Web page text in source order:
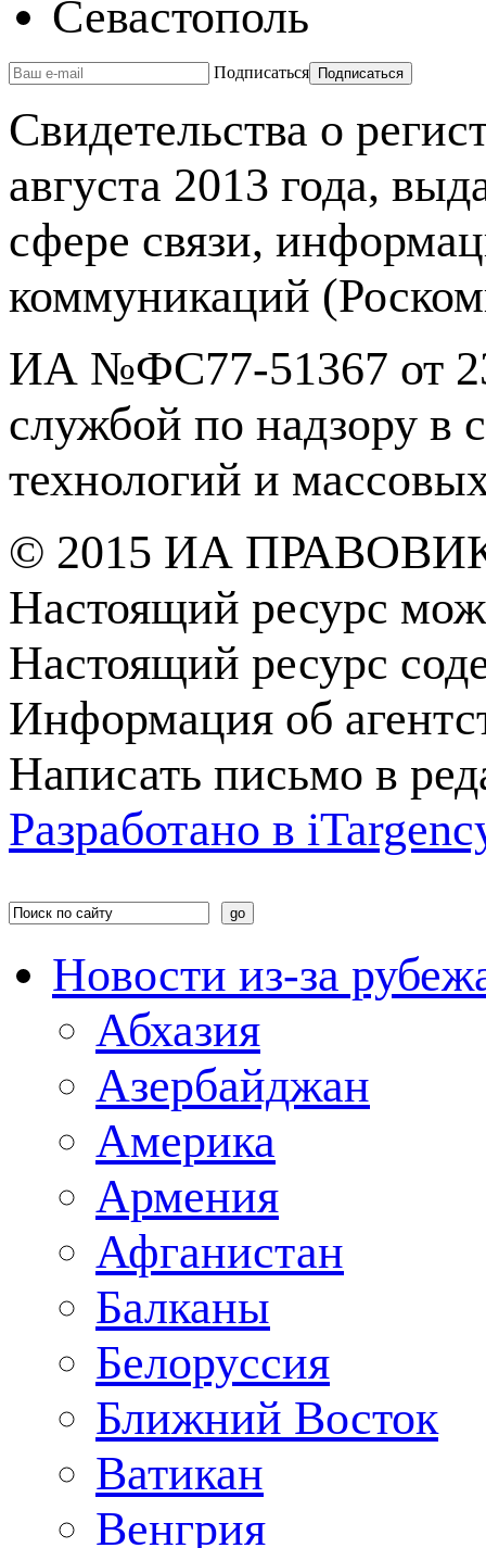
Севастополь
Подписаться
Свидетельства о
августа 2013 года,
сфере связи,
коммуникаций
ИА №ФС77-51367 от 23
службой по надзору в
технологий и
© 2015 ИА
Настоящий ресурс
Настоящий ресурс
Информация об
Написать письмо в
Разработано в i
Новости из-за
Абхазия
Азербайджан
Америка
Армения
Афганистан
Балканы
Белоруссия
Ближний Восток
Ватикан
Венгрия